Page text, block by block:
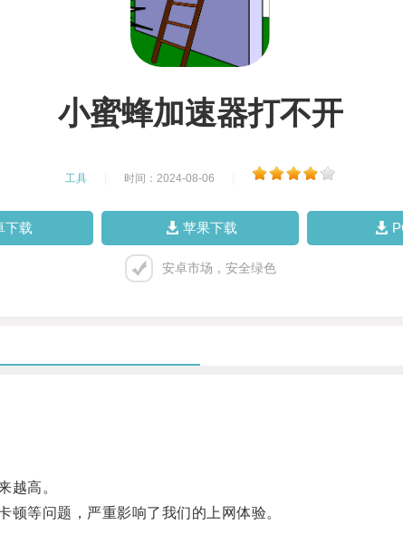
小蜜蜂加速器打不开
工具 时间：2024-08-06
下载 苹果下载
安卓市场，安全绿色
高。
等问题，严重影响了我们的上网体验。